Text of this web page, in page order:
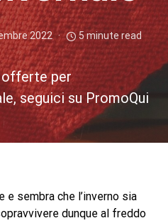
2022 5 minute read
offerte per
seguici su PromoQui
sembra che l’inverno sia
dunque al freddo